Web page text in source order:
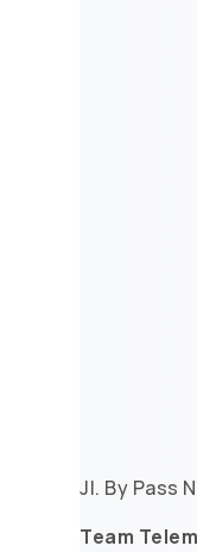
Jl. By Pass
Team